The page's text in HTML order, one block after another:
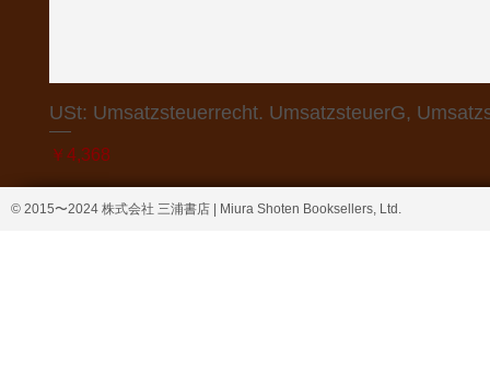
USt: Umsatzsteuerrecht. UmsatzsteuerG,
価格
￥4,368
© 2015〜2024 株式会社 三浦書店 | Miura Shoten Booksellers, Ltd.